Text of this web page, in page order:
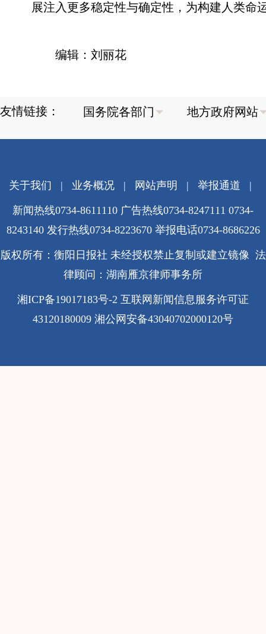
展注入更多稳定性与确定性，为构建人类命
编辑：刘丽花
友情链接：
关于我们 | 业务概况| 网站声明 | 举报通道 |
新闻热线0734-8611110 广告热线0734-8247111 0734-
8243140 发行热线0734-8223670 举报电话0734-8686226
版权所有：衡阳日报社 未经授权禁止复制或建立镜像 法
律顾问：湖南雁京律师事务所
湘ICP备19017183号-2 互联网新闻信息服务许可证
43120180009 湘公网安备43040702000120号